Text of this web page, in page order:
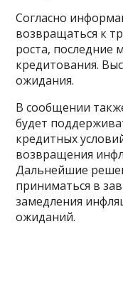
Согласно
возвращаться к
роста, последние
кредитования.
ожидания.
В сообщении
будет
кредитных
возвращения
Дальнейшие
приниматься в
замедления
ожиданий.